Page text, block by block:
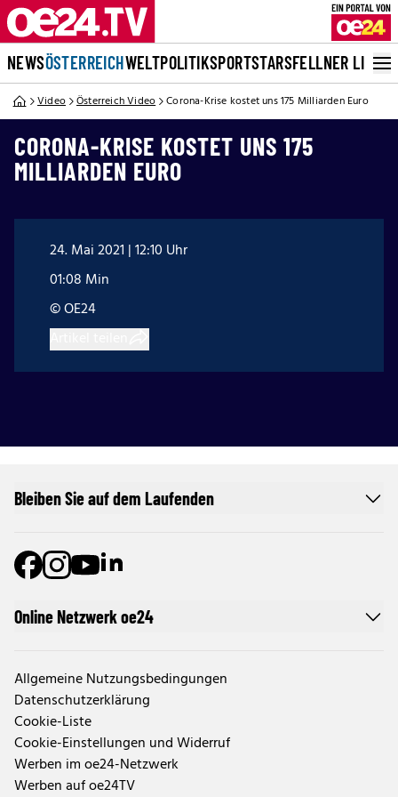
NEWSÖSTERREICHWELTPOLITIKSPORTSTARSFELLNER LIVE
Video Österreich Video Corona-Krise kostet uns 175 Milliarden Euro
CORONA-KRISE KOSTET UNS 175
MILLIARDEN EURO
24. Mai 2021 | 12:10 Uhr
01:08 Min
© OE24
Online Netzwerk oe24
Allgemeine Nutzungsbedingungen
Datenschutzerklärung
Cookie-Liste
Cookie-Einstellungen und Widerruf
Werben im oe24-Netzwerk
Werben auf oe24TV
Bleiben Sie auf dem Laufenden